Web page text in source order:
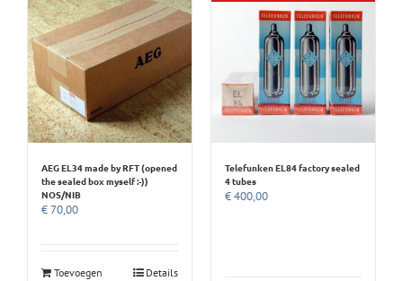
AEG EL34 made by RFT (opened
the sealed box myself :-))
NOS/NIB
€70,00
Toevoegen
Details
Telefunken EL84 factory sealed
4 tubes
€400,00